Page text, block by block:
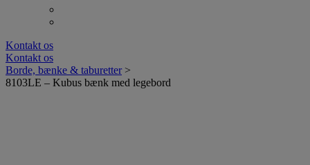
Kontakt os
Kontakt os
Borde, bænke & taburetter >
8103LE – Kubus bænk med legebord